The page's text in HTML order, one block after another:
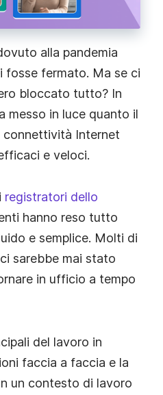
alla pandemia
fosse fermato. Ma se ci
bloccato tutto? In
messo in luce quanto il
connettività Internet
e veloci.
registratori dello
hanno reso tutto
e semplice. Molti di
sarebbe mai stato
in ufficio a tempo
del lavoro in
faccia a faccia e la
un contesto di lavoro